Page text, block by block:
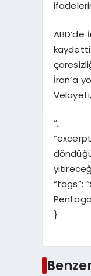
ABD’de
İran’a
“,
“tags”:
}